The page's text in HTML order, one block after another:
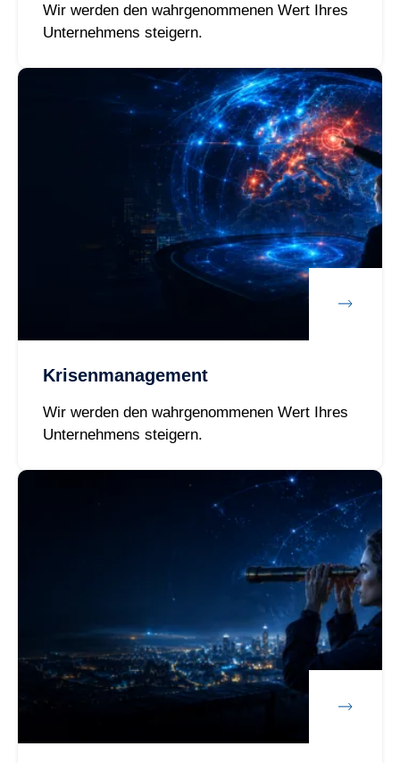
Wir werden den wahrgenommenen Wert Ihres
Unternehmens steigern.
Krisenmanagement
Wir werden den wahrgenommenen Wert Ihres
Unternehmens steigern.